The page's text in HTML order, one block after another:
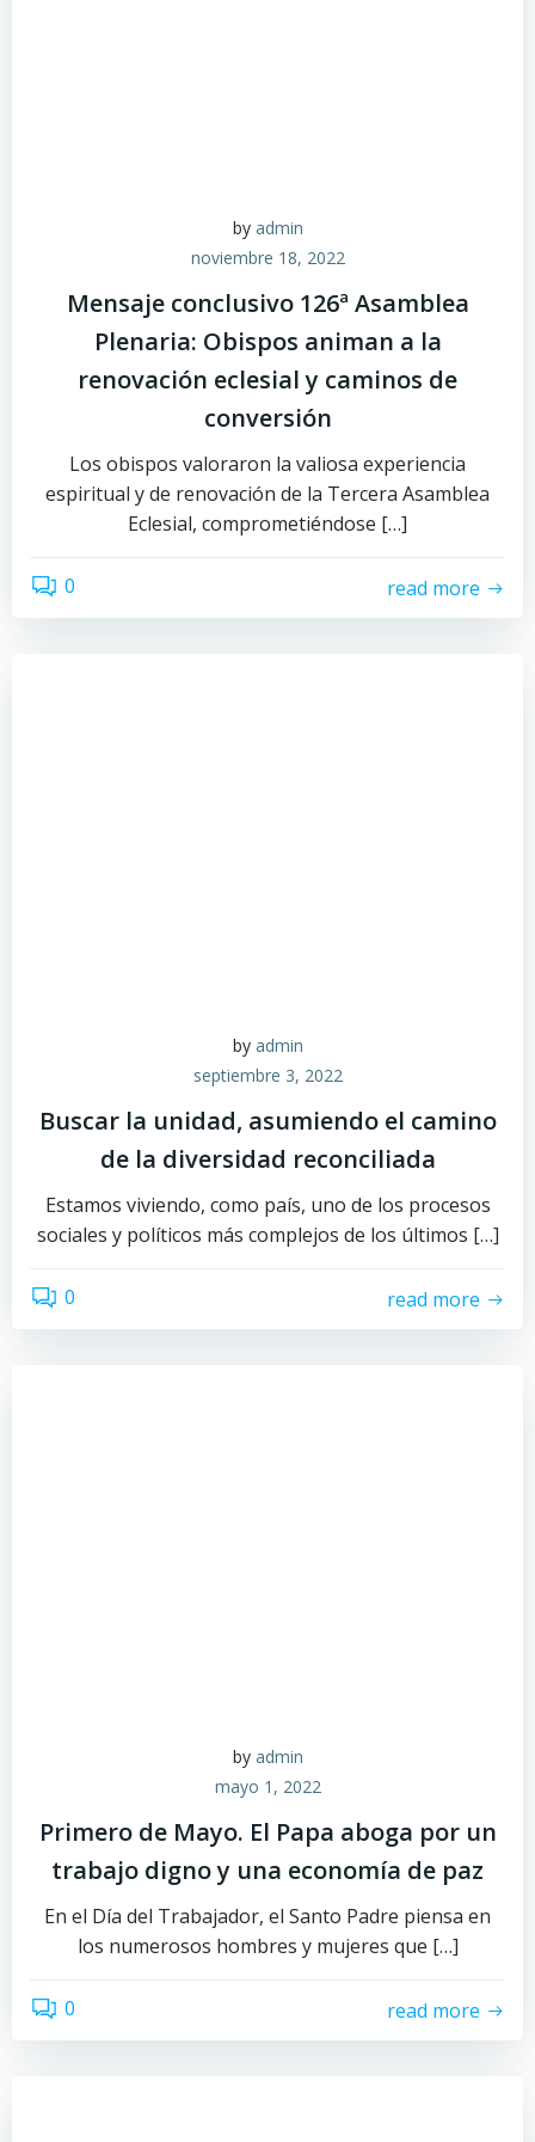
by admin
noviembre 18, 2022
Mensaje conclusivo 126ª Asamblea
Plenaria: Obispos animan a la
renovación eclesial y caminos de
conversión
Los obispos valoraron la valiosa experiencia
espiritual y de renovación de la Tercera Asamblea
Eclesial, comprometiéndose […]
0 read more
by admin
septiembre 3, 2022
Buscar la unidad, asumiendo el camino
de la diversidad reconciliada
Estamos viviendo, como país, uno de los procesos
sociales y políticos más complejos de los últimos […]
0 read more
by admin
mayo 1, 2022
Primero de Mayo. El Papa aboga por un
trabajo digno y una economía de paz
En el Día del Trabajador, el Santo Padre piensa en
los numerosos hombres y mujeres que […]
0 read more